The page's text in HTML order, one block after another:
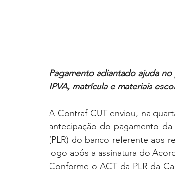
Pagamento adiantado ajuda
IPVA, matrícula e materiais
A Contraf-CUT enviou, na
antecipação do pagamento
(PLR) do banco referente aos
logo após a assinatura do
Conforme o ACT da PLR da